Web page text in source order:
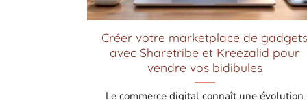
Créer votre marketplace de gadgets
avec Sharetribe et Kreezalid pour
vendre vos bidibules
Le commerce digital connaît une évolution